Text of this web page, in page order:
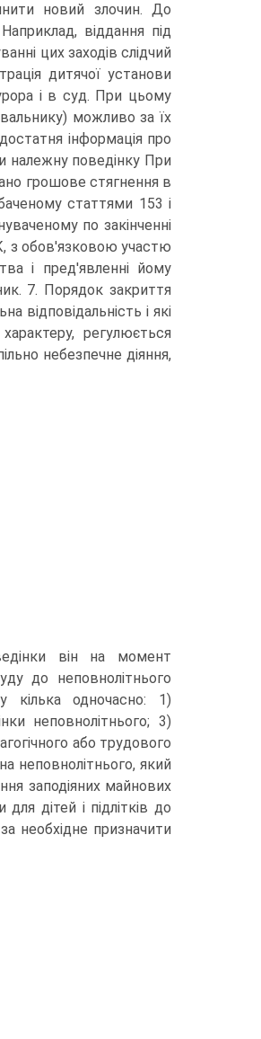
новий злочин. До
віддання під
цих заходів слідчий
дитячої установи
і в суд. При цьому
можливо за їх
інформація про
належну поведінку При
грошове стягнення в
статтями 153 і
по закінченні
з обов'язковою участю
і пред'явленні йому
7. Порядок закриття
відповідальність і які
регулюється
небезпечне діяння,
він на момент
до неповнолітнього
кілька одночасно: 1)
неповнолітнього; 3)
або трудового
неповнолітнього, який
заподіяних майнових
дітей і підлітків до
необхідне призначити